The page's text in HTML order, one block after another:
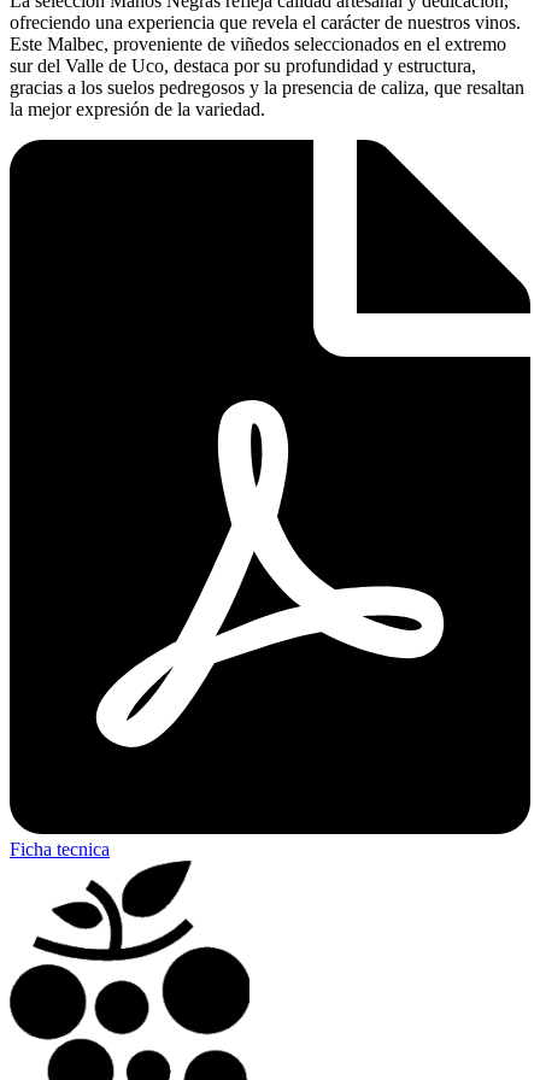
ofreciendo una experiencia que revela el carácter de nuestros vinos.
Este Malbec, proveniente de viñedos seleccionados en el extremo
sur del Valle de Uco, destaca por su profundidad y estructura,
gracias a los suelos pedregosos y la presencia de caliza, que resaltan
la mejor expresión de la variedad.
Ficha tecnica